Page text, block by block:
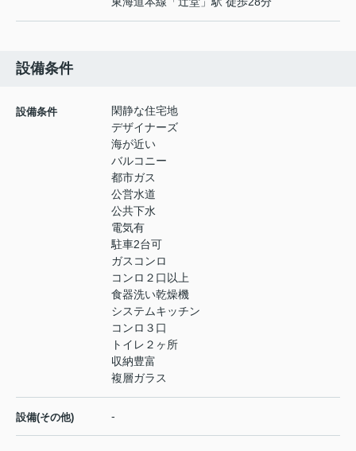
設備条件
設備条件
閑静な住宅地
デザイナーズ
海が近い
バルコニー
都市ガス
公営水道
公共下水
電気有
駐車2台可
ガスコンロ
コンロ２口以上
食器洗い乾燥機
システムキッチン
コンロ３口
トイレ２ヶ所
収納豊富
複層ガラス
設備(その他) -